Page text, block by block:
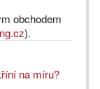
obchodem
).
na míru?